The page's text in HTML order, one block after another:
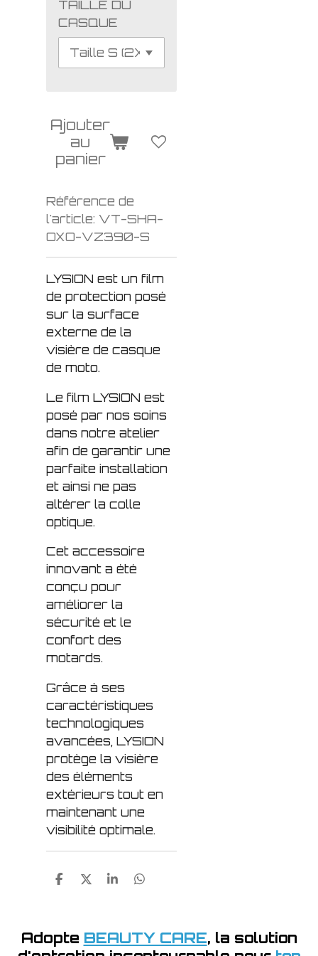
TAILLE DU
CASQUE
Ajouter
au
panier
Référence de
l'article: VT-SHA-
OXO-VZ390-S
LYSION est un film
de protection posé
sur la surface
externe de la
visière de casque
de moto.
Le film LYSION est
posé par nos soins
dans notre atelier
afin de garantir une
parfaite installation
et ainsi ne pas
altérer la colle
optique.
Cet accessoire
innovant a été
conçu pour
améliorer la
sécurité et le
confort des
motards.
Grâce à ses
caractéristiques
technologiques
avancées, LYSION
protège la visière
des éléments
extérieurs tout en
maintenant une
visibilité optimale.
P
a
g
P
a
g
P
a
g
P
a
g
Adopte BEAUTY CARE, la solution